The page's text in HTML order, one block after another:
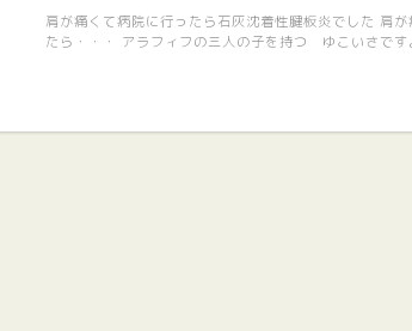
肩が痛くて病院に行ったら石灰沈着性腱板炎でした 肩が
たら・・・ アラフィフの三人の子を持つ ゆこいさで